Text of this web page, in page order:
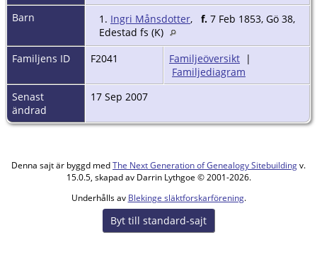
Barn
1. Ingri Månsdotter, f. 7 Feb 1853, Gö 38,
Edestad fs (K)
Familjens ID
F2041 Familjeöversikt |
Familjediagram
Senast
ändrad
17 Sep 2007
Denna sajt är byggd medThe Next Generation of Genealogy Sitebuildingv.
15.0.5, skapad av Darrin Lythgoe © 2001-2026.
Underhålls av Blekinge släktforskarförening.
Byt till standard-sajt